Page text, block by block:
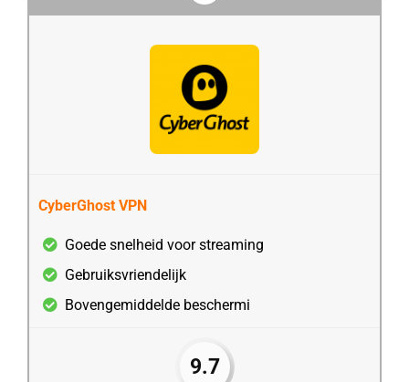
CyberGhost VPN
Goede snelheid voor streaming
Gebruiksvriendelijk
Bovengemiddelde beschermi
9.7